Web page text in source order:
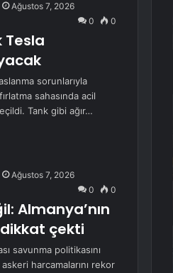
Ağustos 7, 2026
0
0
Tesla
sorunlarıyla
sahasında acil
Tank gibi ağır…
Ağustos 7, 2026
0
0
Almanya’nın
çekti
savunma politikasını
harcamalarını rekor